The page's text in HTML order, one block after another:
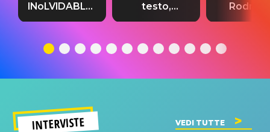
INoLVIDABLE”:
testo,
significato
testo,
traduzione e
del singolo
testo,
INTERVISTE VEDI TUTTE